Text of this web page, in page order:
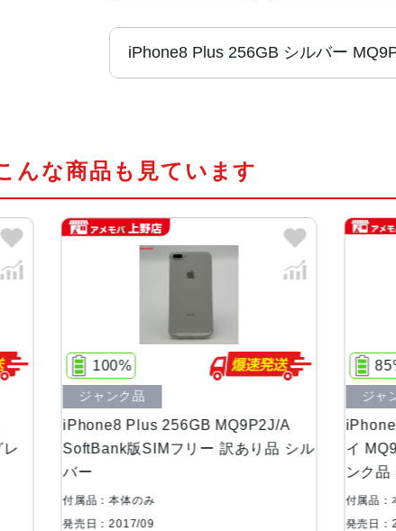
iPhone8 Plus 256GB シルバー
カラー シルバー、レ
容量 64GB、
液晶
Retina HDデ
CD
ラスト比（標
アウトカメラ デュアル12MP
生体認証 ホームボタン
んな商品も見ています
iPhone8 Plus 256GB MQ9P2J/A
SoftBank版SIMフリー 訳あり品 シル
バー
100%
ジャンク品
付属品：本体のみ
発売日：2017/09
イ
ンク品
ジャ
付属品：
発売日